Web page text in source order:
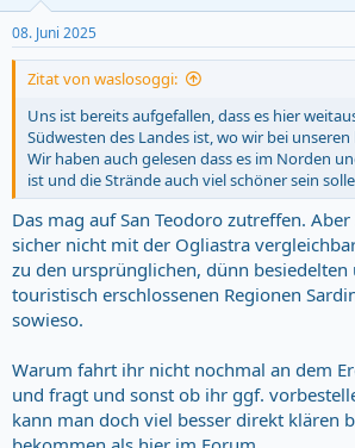
n
s
:
08. Juni 2025
Zitat von waslosoggi:
Uns ist bereits aufgefallen, dass es hier
Südwesten des Landes ist, wo wir bei
Wir haben auch gelesen dass es im Norden
ist und die Strände auch viel schöner sein
Das mag auf San Teodoro zutreffen.
sicher nicht mit der Ogliastra
zu den ursprünglichen, dünn
touristisch erschlossenen Regionen
sowieso.
Warum fahrt ihr nicht nochmal an dem
und fragt und sonst ob ihr ggf.
kann man doch viel besser direkt klären